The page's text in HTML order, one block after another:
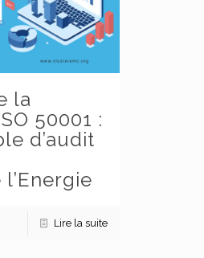
la
50001 :
d’audit
Lire la suite